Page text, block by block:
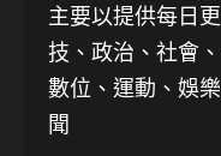
主要以提供每日
技、 政治、社會
數位、運動、娛
聞